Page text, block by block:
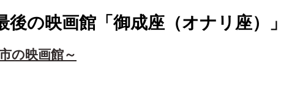
の映画館「御成座（オナリ座）」